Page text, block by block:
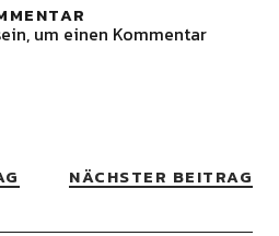
um einen Kommentar
NÄCHSTER BEITRAG